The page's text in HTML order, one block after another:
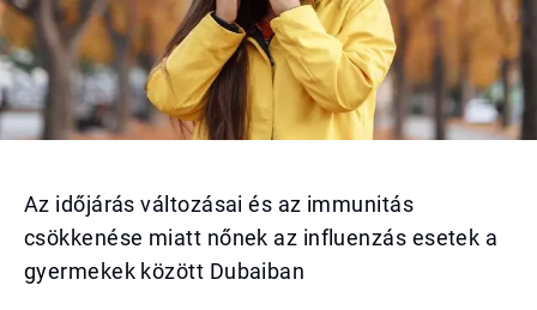
Az időjárás változásai és az immunitás
csökkenése miatt nőnek az influenzás esetek a
gyermekek között Dubaiban